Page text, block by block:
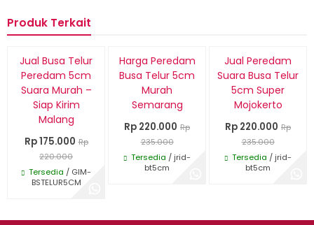
Produk Terkait
Edisi Terbatas
Diskon
20%
Jual Busa Telur
Peredam 5cm
Suara Murah –
Siap Kirim
Malang
Rp 175.000 Rp
220.000
Tersedia / GIM-
BSTELUR5CM
Diskon
6%
Harga Peredam
Busa Telur 5cm
Murah
Semarang
Rp 220.000 Rp
235.000
Tersedia / jrid-
bt5cm
Terpopuler
Diskon
6%Jual Peredam
Suara Busa Telur
5cm Super
Mojokerto
Rp 220.000 Rp
235.000
Tersedia / jrid-
bt5cm